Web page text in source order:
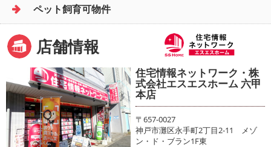
ペット飼育可物件
店舗情報
住宅情報ネットワーク・株
式会社エスエスホーム 六甲
本店
〒657-0027
神戸市灘区永手町2丁目2-11 メゾ
ン・ド・ブラン1F東